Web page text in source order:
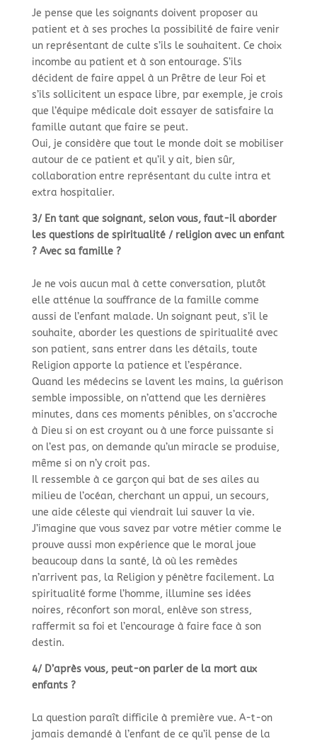
Je pense que les soignants doivent proposer au
patient et à ses proches la possibilité de faire venir
un représentant de culte s’ils le souhaitent. Ce choix
incombe au patient et à son entourage. S’ils
décident de faire appel à un Prêtre de leur Foi et
s’ils sollicitent un espace libre, par exemple, je crois
que l’équipe médicale doit essayer de satisfaire la
famille autant que faire se peut.
Oui, je considère que tout le monde doit se mobiliser
autour de ce patient et qu’il y ait, bien sûr,
collaboration entre représentant du culte intra et
extra hospitalier.
3/ En tant que soignant, selon vous, faut-il aborder
les questions de spiritualité / religion avec un enfant
? Avec sa famille ?
Je ne vois aucun mal à cette conversation, plutôt
elle atténue la souffrance de la famille comme
aussi de l’enfant malade. Un soignant peut, s’il le
souhaite, aborder les questions de spiritualité avec
son patient, sans entrer dans les détails, toute
Religion apporte la patience et l’espérance.
Quand les médecins se lavent les mains, la guérison
semble impossible, on n’attend que les dernières
minutes, dans ces moments pénibles, on s’accroche
à Dieu si on est croyant ou à une force puissante si
on l’est pas, on demande qu’un miracle se produise,
même si on n’y croit pas.
Il ressemble à ce garçon qui bat de ses ailes au
milieu de l’océan, cherchant un appui, un secours,
une aide céleste qui viendrait lui sauver la vie.
J’imagine que vous savez par votre métier comme le
prouve aussi mon expérience que le moral joue
beaucoup dans la santé, là où les remèdes
n’arrivent pas, la Religion y pénètre facilement. La
spiritualité forme l’homme, illumine ses idées
noires, réconfort son moral, enlève son stress,
raffermit sa foi et l’encourage à faire face à son
destin.
4/ D’après vous, peut-on parler de la mort aux
enfants ?
La question paraît difficile à première vue. A-t-on
jamais demandé à l’enfant de ce qu’il pense de la